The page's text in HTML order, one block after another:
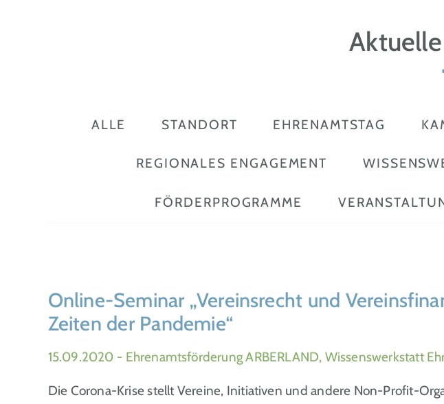
ALLE STANDORT EHRENAMTSTAG
REGIONALES ENGAGEMENT
FÖRDERPROGRAMME
Online-Seminar „Vereinsrecht und
Zeiten der Pandemie“
15.09.2020 - Ehrenamtsförderung ARBERLAND, Wissenswerkstatt
Die Corona-Krise stellt Vereine, Initiativen und andere Non-Profit-